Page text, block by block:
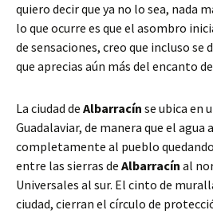
quiero decir que ya no lo sea, nada
lo que ocurre es que el asombro
de sensaciones, creo que incluso se
que aprecias aún más del encanto de
La ciudad de Albarracín se ubica en
Guadalaviar, de manera que el agua
completamente al pueblo
entre las sierras de Albarracín al
Universales al sur. El cinto de
ciudad, cierran el círculo de